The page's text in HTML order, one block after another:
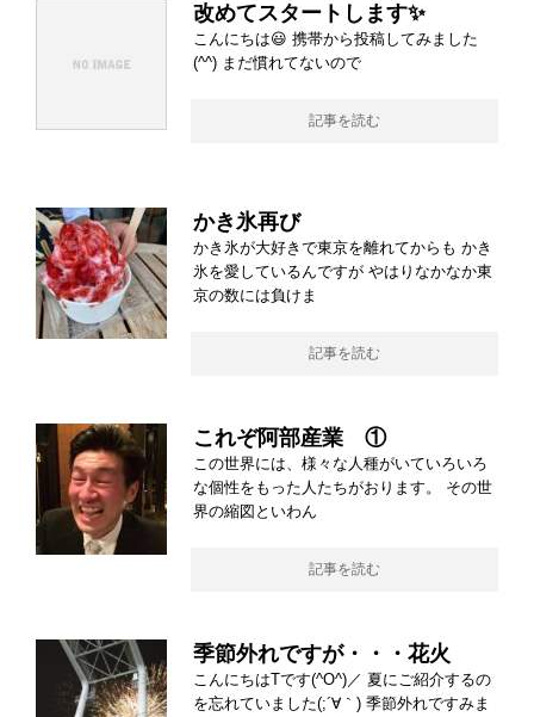
改めてスタートします✨
こんにちは😃 携帯から投稿してみました
(^^) まだ慣れてないので
記事を読む
かき氷再び
かき氷が大好きで東京を離れてからも かき
氷を愛しているんですが やはりなかなか東
京の数には負けま
記事を読む
これぞ阿部産業 ①
この世界には、様々な人種がいていろいろ
な個性をもった人たちがおります。 その世
界の縮図といわん
記事を読む
季節外れですが・・・花火
こんにちはTです(^O^)／ 夏にご紹介するの
を忘れていました(;´∀｀) 季節外れですみま